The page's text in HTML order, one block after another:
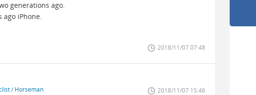
generations ago.
iPhone.
2018/11/07 07:48
/ Horseman 2018/11/07 15:46